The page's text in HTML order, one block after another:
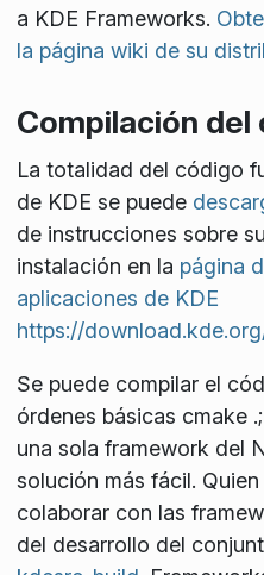
a KDE Frameworks.
la página wiki de su
Compilación
La totalidad del código
de KDE se puede
de instrucciones sobre
instalación en la página
aplicaciones de KDE
https://
Se puede compilar el
órdenes básicas cmake
una sola framework del
solución más fácil.
colaborar con las
del desarrollo del